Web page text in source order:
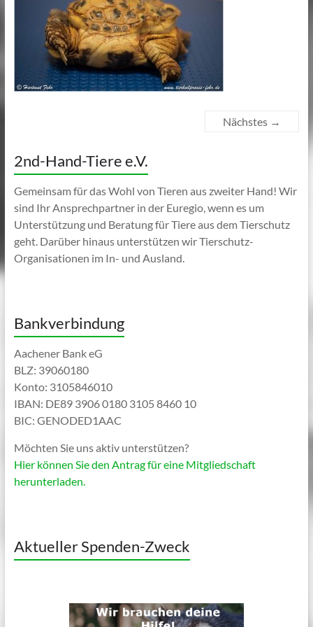
Nächstes →
2nd-Hand-Tiere e.V.
Gemeinsam für das Wohl von Tieren aus zweiter Hand! Wir
sind Ihr Ansprechpartner in der Euregio, wenn es um
Unterstützung und Beratung für Tiere aus dem Tierschutz
geht. Darüber hinaus unterstützen wir Tierschutz-
Organisationen im In- und Ausland.
Bankverbindung
Aachener Bank eG
BLZ: 39060180
Konto: 3105846010
IBAN: DE89 3906 0180 3105 8460 10
BIC: GENODED1AAC
Möchten Sie uns aktiv unterstützen?
Hier können Sie den Antrag für eine Mitgliedschaft
herunterladen.
Aktueller Spenden-Zweck